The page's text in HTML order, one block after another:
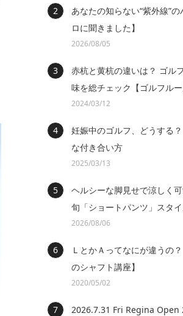
あなたの知らない“紫外線”
ロに聞きました】
2026/08/05
赤杭と黄杭の違いは？ ゴル
味を総チェック【ゴルフルー
2024/03/12
妊娠中のゴルフ、どうする
な付き合い方
2025/03/13
ヘルシーな脚見せで涼しく
旬「ショートパンツ」スタ
2026/08/06
ＬとかＡってなにが違うの
のシャフト講座】
2020/05/02
2026.7.31 Fri Regina Open